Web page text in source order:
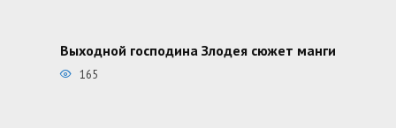
Выходной господина Злодея сюжет манги
165